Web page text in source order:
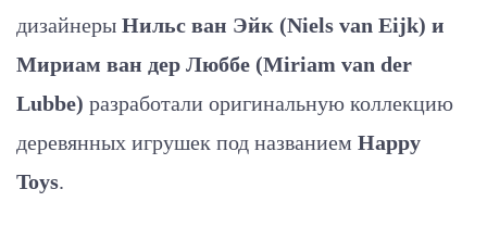
дизайнеры Нильс ван Эйк (Niels van Eijk) и
Мириам ван дер Люббе (Miriam van der
Lubbe) разработали оригинальную коллекцию
деревянных игрушек под названием Happy
Toys.